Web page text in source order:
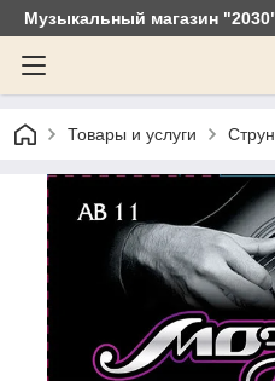
Музыкальный магазин
Товары и услуги